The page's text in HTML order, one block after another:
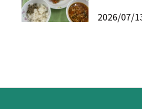
2026/07/